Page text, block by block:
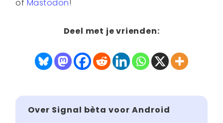
of Mastodon!
Deel met je vrienden:
Over Signal bèta voor Android